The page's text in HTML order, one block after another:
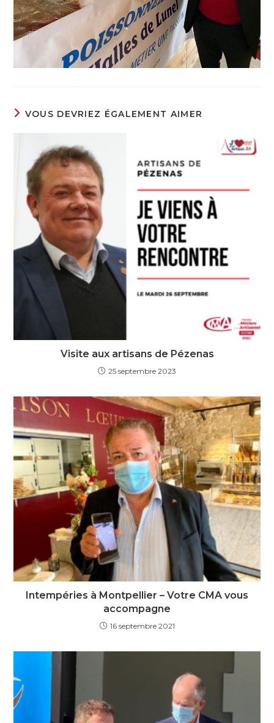
VOUS DEVRIEZ ÉGALEMENT AIMER
Visite aux artisans de Pézenas
25 septembre 2023
Intempéries à Montpellier – Votre CMA vous
accompagne
16 septembre 2021